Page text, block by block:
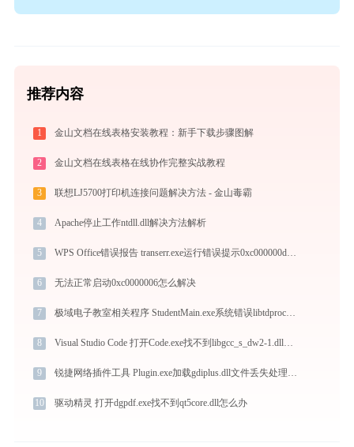
推荐内容
1 金山文档在线表格安装教程：新手下载步骤图解
2 金山文档在线表格在线协作完整实战教程
3 联想LJ5700打印机连接问题解决方法 - 金山毒霸
4 Apache停止工作ntdll.dll解决方法解析
5 WPS Office错误报告 transerr.exe运行错误提示0xc000000d的解决办法
6 无法正常启动0xc0000006怎么解决
7 极域电子教室相关程序 StudentMain.exe系统错误libtdprochook10.dll丢失如何解决
8 Visual Studio Code 打开Code.exe找不到libgcc_s_dw2-1.dll怎么办
9 锐捷网络插件工具 Plugin.exe加载gdiplus.dll文件丢失处理办法
10 驱动精灵 打开dgpdf.exe找不到qt5core.dll怎么办